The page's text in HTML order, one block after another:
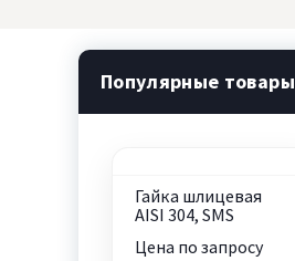
Популярные товары
Гайка шлицевая
AISI 304, SMS
Цена по запросу